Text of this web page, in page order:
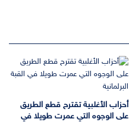
أحزاب الأغلبية تقترح قطع الطريق
على الوجوه التي عمرت طويلا في